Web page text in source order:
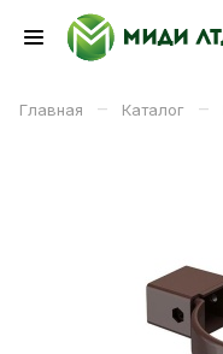
Главная – Каталог –